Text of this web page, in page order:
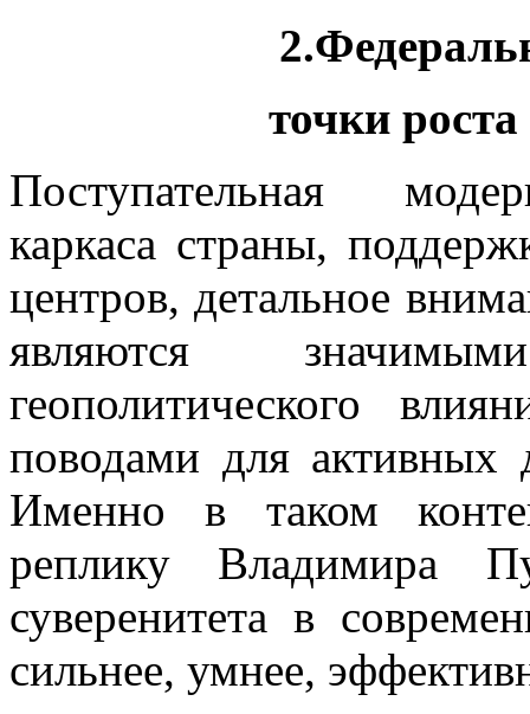
точки
Поступательная
каркаса страны,
центров, детальное
являются
геополитического
поводами для
Именно в таком
реплику Владимира
суверенитета в
сильнее, умнее,